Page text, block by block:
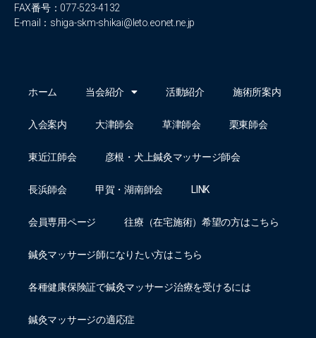
FAX番号：077-523-4132
E-mail： shiga-skm-shikai@leto.eonet.ne.jp
ホーム 当会紹介 活動紹介 施術所案内
入会案内 大津師会 草津師会 栗東師会
東近江師会 彦根・犬上鍼灸マッサージ師会
長浜師会 甲賀・湖南師会 LINK
会員専用ページ 往療（在宅施術）希望の方はこちら
鍼灸マッサージ師になりたい方はこちら
各種健康保険証で鍼灸マッサージ治療を受けるには
鍼灸マッサージの適応症